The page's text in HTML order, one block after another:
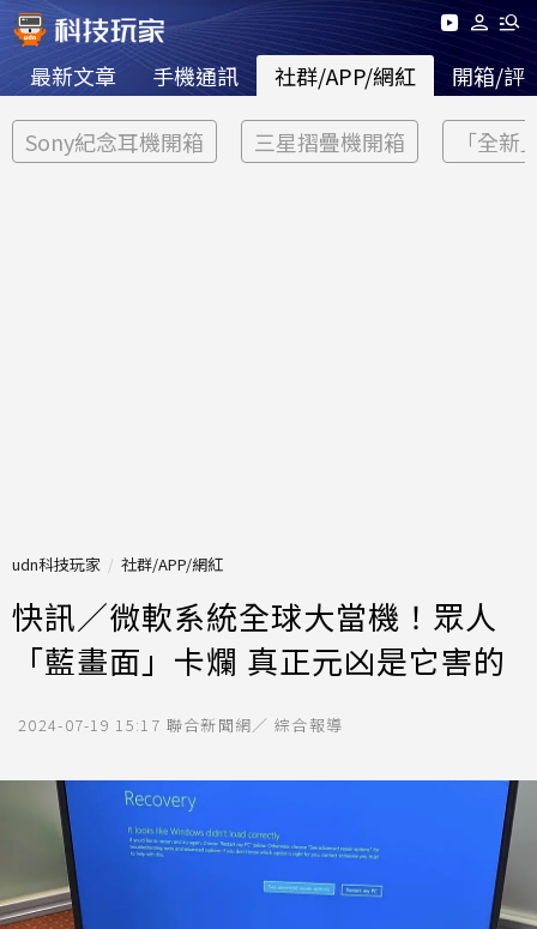
最新文章 手機通訊 社群/APP/網紅 開箱/評
Sony紀念耳機開箱 三星摺疊機開箱 「全新
udn科技玩家 社群/APP/網紅
快訊／微軟系統全球大當機！眾人
「藍畫面」卡爛 真正元凶是它害的
2024-07-19 15:17 聯合新聞網／ 綜合報導